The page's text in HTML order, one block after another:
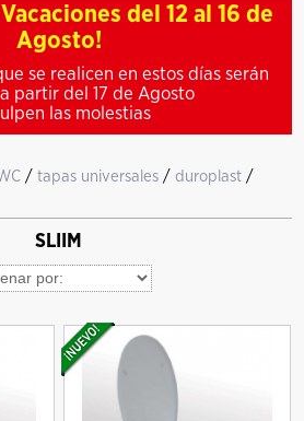
del 12 al 16 de
Agosto!
se realicen en estos días serán
partir del 17 de Agosto
las molestias
/tapas universales /duroplast /
SLIIM